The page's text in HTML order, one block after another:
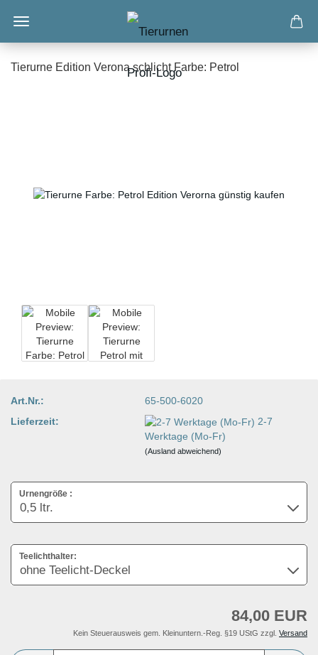
Tierurne Edition Verona schlicht Farbe: Petrol
Art.Nr.:
65-500-6020
Lieferzeit:
2-7
Werktage (Mo-Fr)
(Ausland abweichend)
Urnengröße :
Teelichthalter:
84,00 EUR
Kein Steuerausweis gem. Kleinuntern.-Reg. §19 UStG zzgl. Versand